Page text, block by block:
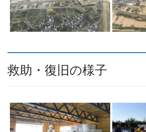
救助・復旧の様子